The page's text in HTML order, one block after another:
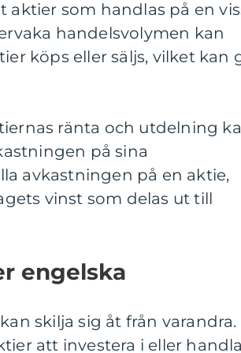
aktier som handlas på en
handelsvolymen kan
köps eller säljs, vilket kan
ränta och utdelning
på sina
avkastningen på en aktie,
vinst som delas ut till
engelska
skilja sig åt från varandra.
att investera i eller handla